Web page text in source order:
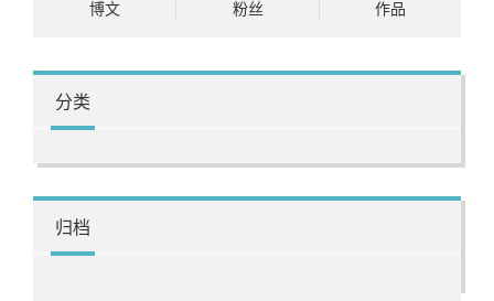
博文
粉丝
作品
分类
归档